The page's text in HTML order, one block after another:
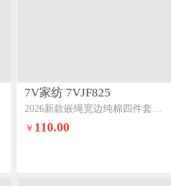
那
7V家纺 7VJF825
2026新款嵌绳宽边纯棉四件套13376全棉小清新喷气宽幅长绒棉被套床单床笠套件倾城
￥ 110.00